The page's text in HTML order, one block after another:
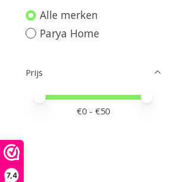
7,4
Alle merken
Parya Home
Prijs
Minimale prijswaarde
Price maximum value
€0 - €50